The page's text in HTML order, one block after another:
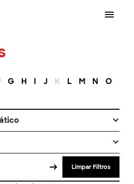
G H I J K L M N O
Limpar Filtros